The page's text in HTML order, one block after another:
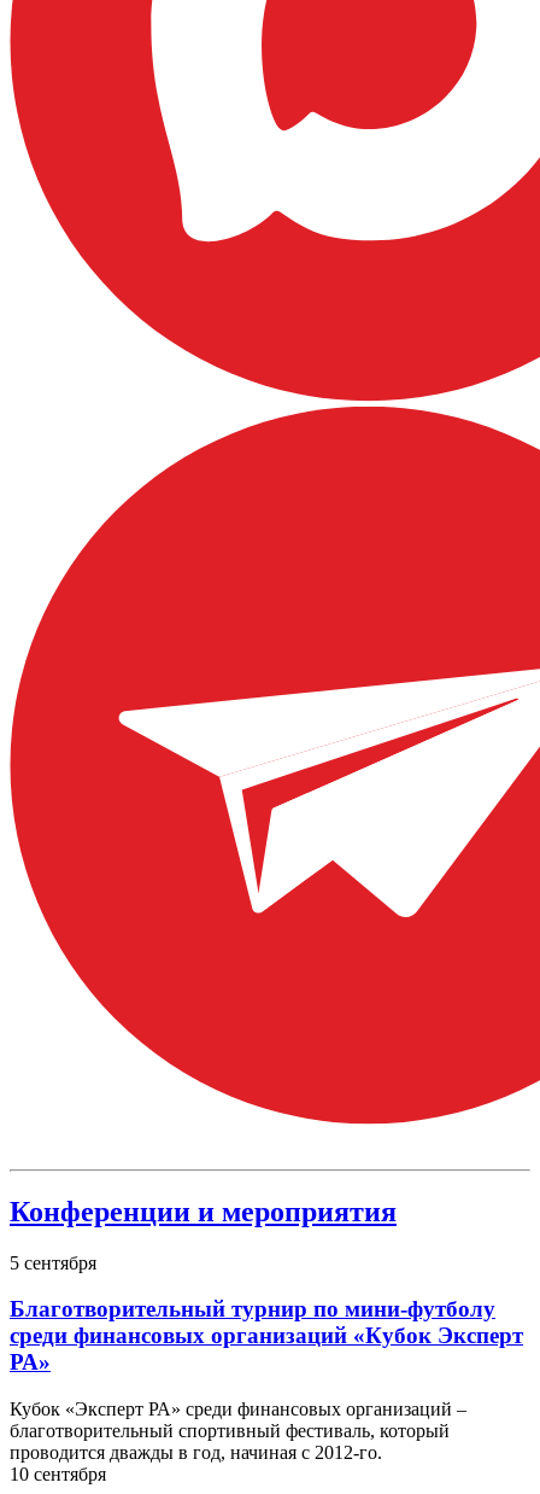
Конференции и мероприятия
5 сентября
Благотворительный турнир по мини-футболу
среди финансовых организаций «Кубок Эксперт
РА»
Кубок «Эксперт РА» среди финансовых организаций –
благотворительный спортивный фестиваль, который
проводится дважды в год, начиная с 2012-го.
10 сентября